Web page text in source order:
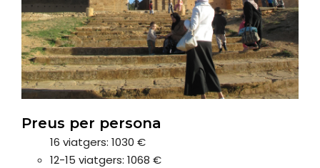
Preus per persona
16 viatgers: 1030 €
12-15 viatgers: 1068 €